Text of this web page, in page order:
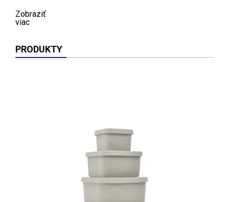
Zobraziť
viac
PRODUKTY